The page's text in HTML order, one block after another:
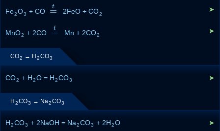
Fe2O3 + CO =
t
=t 2FeO + CO2
➤
MnO2 + 2CO =
t
=t Mn + 2CO2
➤
CO2 → H2CO3
CO2 + H2O = H2CO3 ➤
H2CO3 → Na2CO3
H2CO3 + 2NaOH = Na2CO3 + 2H2O ➤